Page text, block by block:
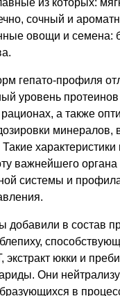
из которых:
сочный и
овощи и семена:
гепато-профиля
уровень
а также
минералов,
важнейшего органа
системы и
добавили в состав
юкки и
Они
в